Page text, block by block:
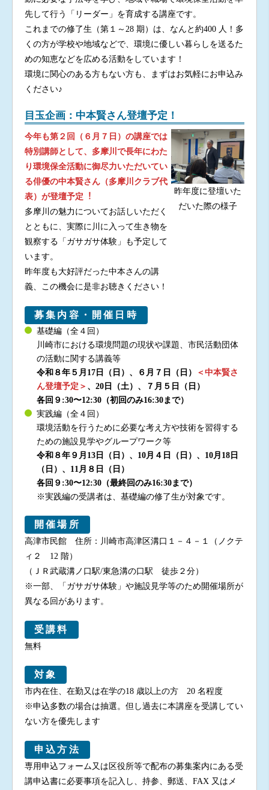
先して行う「リーダー」を育成する講座です。
これまでの修了生（第１～28 期）は、なんと約400 人！多
くの方が学校や地域などで、環境に優しい暮らしを送るた
めの知恵などを広める活動をしています！
環境に関心のある方もない方も、まずはお気軽にお申込み
ください♪
目玉企画：中本賢さん登壇予定！
今年も第２回（６月７日）の講座では
特別講師として、多摩川で長年にわた
り環境保全活動に御尽力いただいてい
る俳優の中本賢さん（多摩川クラブ代
表）が登壇予定︕
多摩川の魅力についてお話しいただく
とともに、実際に川に入って生き物を
観察する「ガサガサ体験」も予定して
います。
昨年度も大好評だった中本さんの講
義、この機会に是非お聴きください！
昨年度に登壇いた
だいた際の様子
募集内容・開催日時
基礎編（全４回）
川崎市における環境問題の現状や課題、市民活動団体
の活動に関する講義等
令和８年５月17日（日）、６月７日（日）
＜中本賢さ
ん登壇予定＞ 、20日（土）、７月５日（日）
各回９:30〜12:30（初回のみ16:30まで）
実践編（全４回）
環境活動を行うために必要な考え方や技術を習得する
ための施設見学やグループワーク等
令和８年９月13日（日）、10月４日（日）、10月18日
（日）、11月８日（日）
各回９:30〜12:30（最終回のみ16:30まで）
※実践編の受講者は、基礎編の修了生が対象です。
開催場所
高津市民館 住所：川崎市高津区溝口１－４－１（ノクテ
ィ２ 12 階）
（ＪＲ武蔵溝ノ口駅/東急溝の口駅 徒歩２分）
※一部、「ガサガサ体験」や施設見学等のため開催場所が
異なる回があります。
受講料
無料
対象
市内在住、在勤又は在学の18 歳以上の方 20 名程度
※申込多数の場合は抽選。但し過去に本講座を受講してい
ない方を優先します
申込方法
専用申込フォーム又は区役所等で配布の募集案内にある受
講申込書に必要事項を記入し、持参、郵送、FAX 又はメ